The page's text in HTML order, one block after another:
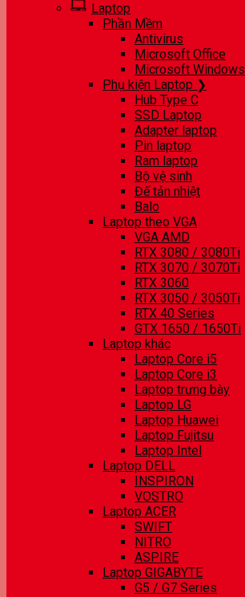
Laptop
Phần Mềm
Antivirus
Microsoft Office
Microsoft Windows
Phụ kiện Laptop ❯
Hub Type C
SSD Laptop
Adapter laptop
Pin laptop
Ram laptop
Bộ vệ sinh
Đế tản nhiệt
Balo
Laptop theo VGA
VGA AMD
RTX 3080 / 3080Ti
RTX 3070 / 3070Ti
RTX 3060
RTX 3050 / 3050Ti
RTX 40 Series
GTX 1650 / 1650Ti
Laptop khác
Laptop Core i5
Laptop Core i3
Laptop trưng bày
Laptop LG
Laptop Huawei
Laptop Fujitsu
Laptop Intel
Laptop DELL
INSPIRON
VOSTRO
Laptop ACER
SWIFT
NITRO
ASPIRE
Laptop GIGABYTE
G5 / G7 Series